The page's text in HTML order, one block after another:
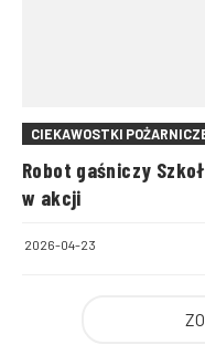
CIEKAWOSTKI
Robot gaśniczy
w akcji
2026-04-23